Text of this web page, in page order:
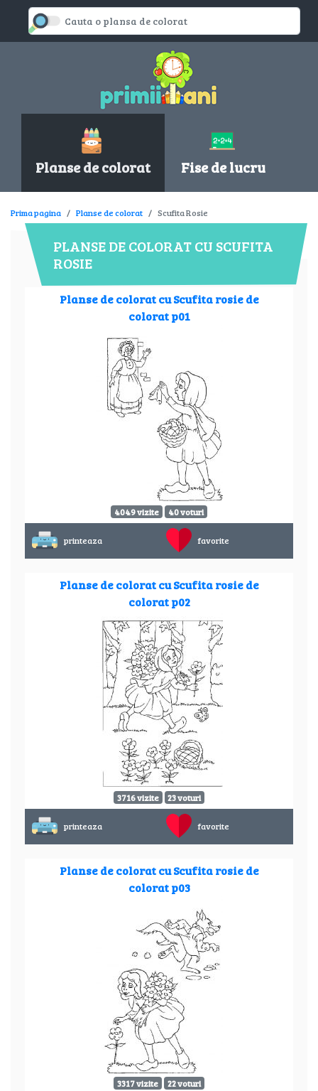
Planse de colorat Fise de lucru
Prima pagina Planse de colorat Scufita Rosie
PLANSE DE COLORAT CU SCUFITA
ROSIE
Planse de colorat cu Scufita rosie de
colorat p01
4049 vizite 40 voturi
printeaza favorite
Planse de colorat cu Scufita rosie de
colorat p02
3716 vizite 23 voturi
printeaza favorite
Planse de colorat cu Scufita rosie de
colorat p03
3317 vizite 22 voturi